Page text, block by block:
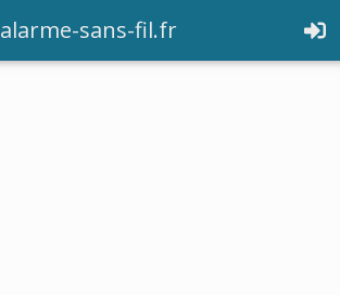
alarme-sans-fil.fr